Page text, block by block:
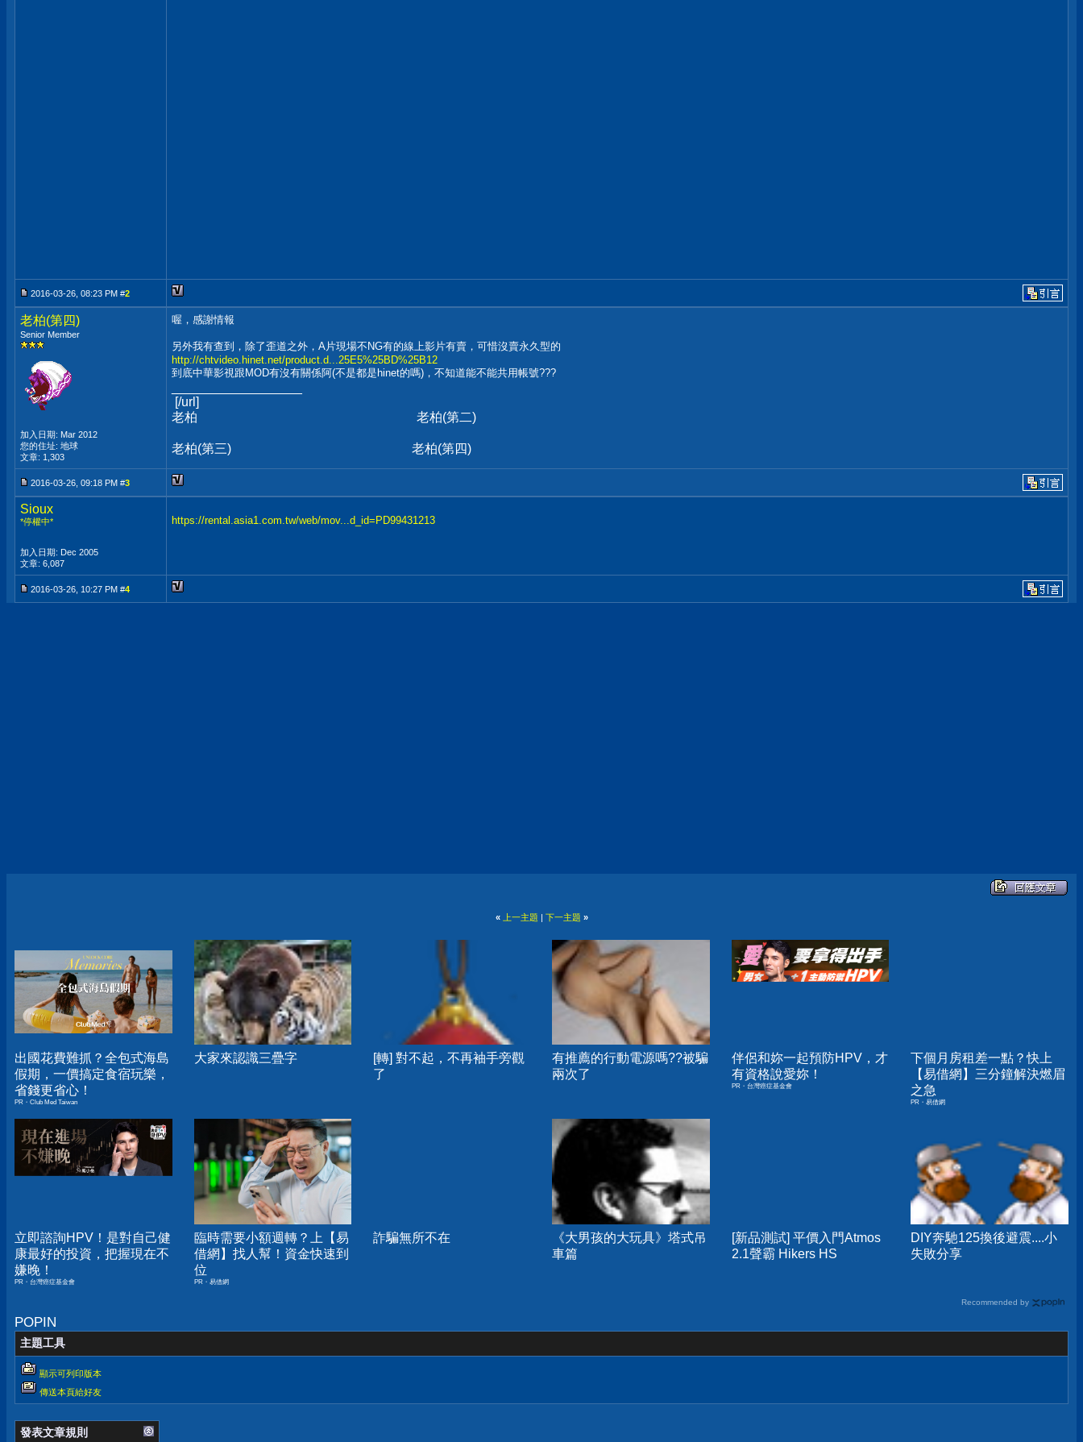
2016-03-26, 08:23 PM #2
老柏(第四)
Senior Member
加入日期: Mar 2012
您的住址: 地球
文章: 1,303
喔，感謝情報
另外我有查到，除了歪道之外，A片現場不NG有的線上影片有賣，可惜沒賣永久型的
http://chtvideo.hinet.net/product.d...25E5%25BD%25B12
到底中華影視跟MOD有沒有關係阿(不是都是hinet的嗎)，不知道能不能共用帳號???
[/url]
老柏 老柏(第二)
老柏(第三) 老柏(第四)
2016-03-26, 09:18 PM #3
Sioux
*停權中*
加入日期: Dec 2005
文章: 6,087
https://rental.asia1.com.tw/web/mov...d_id=PD99431213
2016-03-26, 10:27 PM #4
« 上一主題 | 下一主題 »
出國花費難抓？全包式海島
假期，一價搞定食宿玩樂，
省錢更省心！
PR・Club Med Taiwan
大家來認識三疊字
[轉] 對不起，不再袖手旁觀
了
有推薦的行動電源嗎??被騙
兩次了
伴侶和妳一起預防HPV，才
有資格說愛妳！
PR・台灣癌症基金會
下個月房租差一點？快上
【易借網】三分鐘解決燃眉
之急
PR・易借網
立即諮詢HPV！是對自己健
康最好的投資，把握現在不
嫌晚！
PR・台灣癌症基金會
臨時需要小額週轉？上【易
借網】找人幫！資金快速到
位
PR・易借網
詐騙無所不在
《大男孩的大玩具》塔式吊
車篇
[新品測試] 平價入門Atmos
2.1聲霸 Hikers HS
DIY奔馳125換後避震....小
失敗分享
Recommended by
POPIN
主題工具
顯示可列印版本
傳送本頁給好友
發表文章規則